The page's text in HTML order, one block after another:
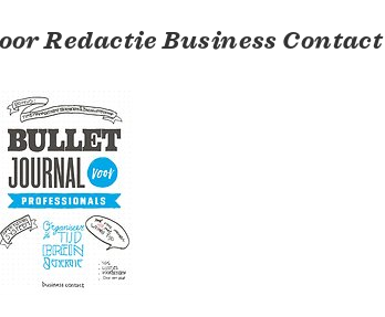
Redactie Business Contact